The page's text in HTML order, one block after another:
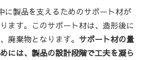
に製品を支えるためのサポート材が
ます。このサポート材は、造形後に
廃棄物となります。 サポート材の量
には、製品の設計段階で工夫を凝ら